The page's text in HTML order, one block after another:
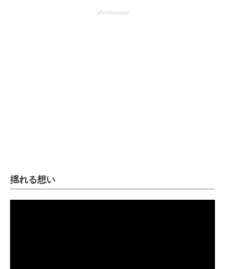
advertisement
揺れる想い